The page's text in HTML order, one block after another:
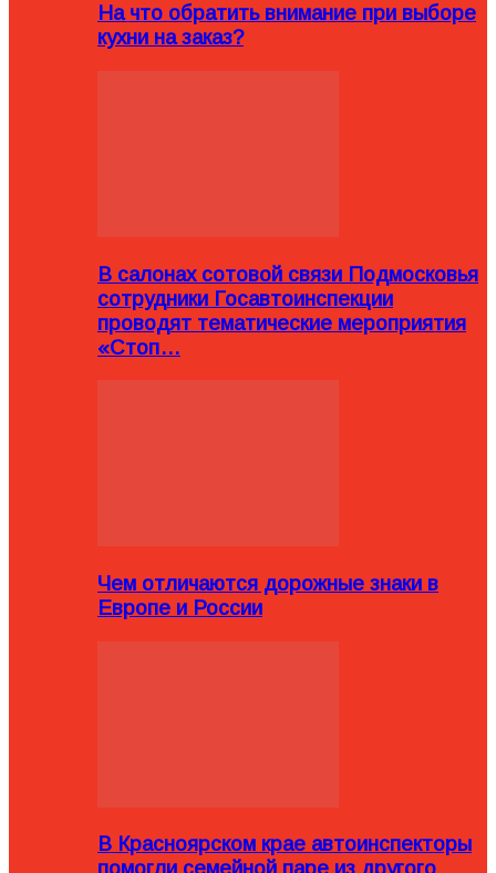
На что обратить внимание при выборе
кухни на заказ?
В салонах сотовой связи Подмосковья
сотрудники Госавтоинспекции
проводят тематические мероприятия
«Стоп…
Чем отличаются дорожные знаки в
Европе и России
В Красноярском крае автоинспекторы